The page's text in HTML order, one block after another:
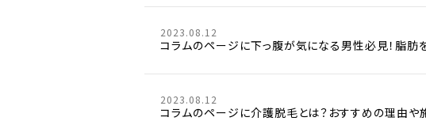
2023.08.12
コラムのページに下っ腹が気になる男性必見！脂肪
2023.08.12
コラムのページに介護脱毛とは？おすすめの理由や